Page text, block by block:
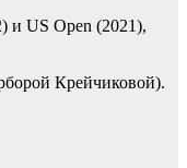
и US Open (2021),
Крейчиковой).